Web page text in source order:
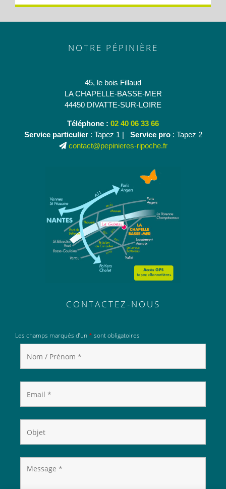
NOTRE PÉPINIÈRE
45, le bois Fillaud
LA CHAPELLE-BASSE-MER
44450 DIVATTE-SUR-LOIRE
Téléphone : 02 40 06 33 66
Service particulier: Tapez 1 | Service pro: Tapez 2
contact@pepinieres-ripoche.fr
CONTACTEZ-NOUS
Les champs marqués d’un * sont obligatoires